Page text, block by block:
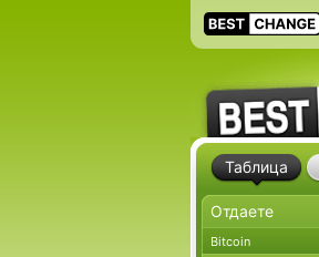
Таблица
Bitcoin